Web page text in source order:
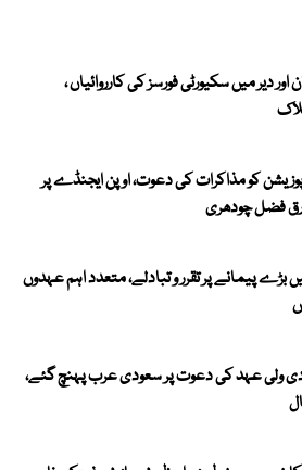
اور دیر میں سکیورٹی فورسز کی کارروائیاں ،
کو مذاکرات کی دعوت، اوپن ایجنڈے پر
فضل چودھری
بڑے پیمانے پر تقرر و تبادلے، متعدد اہم عہدوں
ولی عہد کی دعوت پر سعودی عرب پہنچ گئے،